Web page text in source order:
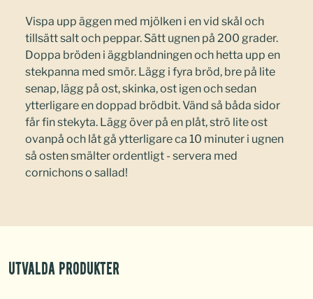
Vispa upp äggen med mjölken i en vid skål och
tillsätt salt och peppar. Sätt ugnen på 200 grader.
Doppa bröden i äggblandningen och hetta upp en
stekpanna med smör. Lägg i fyra bröd, bre på lite
senap, lägg på ost, skinka, ost igen och sedan
ytterligare en doppad brödbit. Vänd så båda sidor
får fin stekyta. Lägg över på en plåt, strö lite ost
ovanpå och låt gå ytterligare ca 10 minuter i ugnen
så osten smälter ordentligt - servera med
cornichons o sallad!
Utvalda produkter